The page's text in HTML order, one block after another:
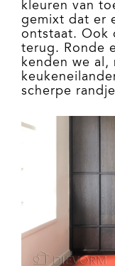
kleuren van
gemixt dat er
ontstaat. Ook
terug. Ronde
kenden we al,
scherpe